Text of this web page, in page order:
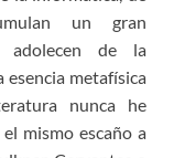
un gran
adolecen de la
esencia metafísica
nunca he
mismo escaño a